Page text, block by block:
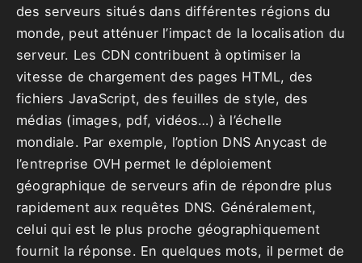
des serveurs situés dans différentes régions du
monde, peut atténuer l’impact de la localisation du
serveur. Les CDN contribuent à optimiser la
vitesse de chargement des pages HTML, des
fichiers JavaScript, des feuilles de style, des
médias (images, pdf, vidéos…) à l’échelle
mondiale. Par exemple, l’option DNS Anycast de
l’entreprise OVH permet le déploiement
géographique de serveurs afin de répondre plus
rapidement aux requêtes DNS. Généralement,
celui qui est le plus proche géographiquement
fournit la réponse. En quelques mots, il permet de